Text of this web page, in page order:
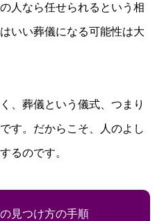
人なら任せられるという相
いい葬儀になる可能性は大
、葬儀という儀式、つまり
す。だからこそ、人のよし
るのです。
見つけ方の手順